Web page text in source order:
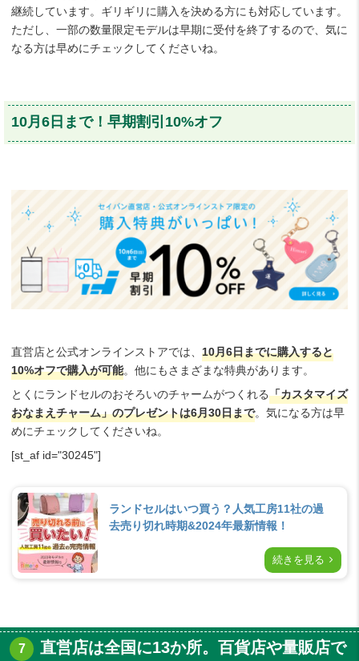
継続しています。ギリギリに購入を決める方にも対応しています。
ただし、一部の数量限定モデルは早期に受付を終了するので、気に
なる方は早めにチェックしてくださいね。
10月6日まで！早期割引10%オフ
直営店と公式オンラインストアでは、 10月6日までに購入すると
10%オフで購入が可能。他にもさまざまな特典があります。
とくにランドセルのおそろいのチャームがつくれる「カスタマイズ
おなまえチャーム」のプレゼントは6月30日まで。気になる方は早
めにチェックしてくださいね。
[st_af id="30245"]
ランドセルはいつ買う？人気工房11社の過
去売り切れ時期&2024年最新情報！
続きを見る
直営店は全国に13か所。百貨店や量販店で